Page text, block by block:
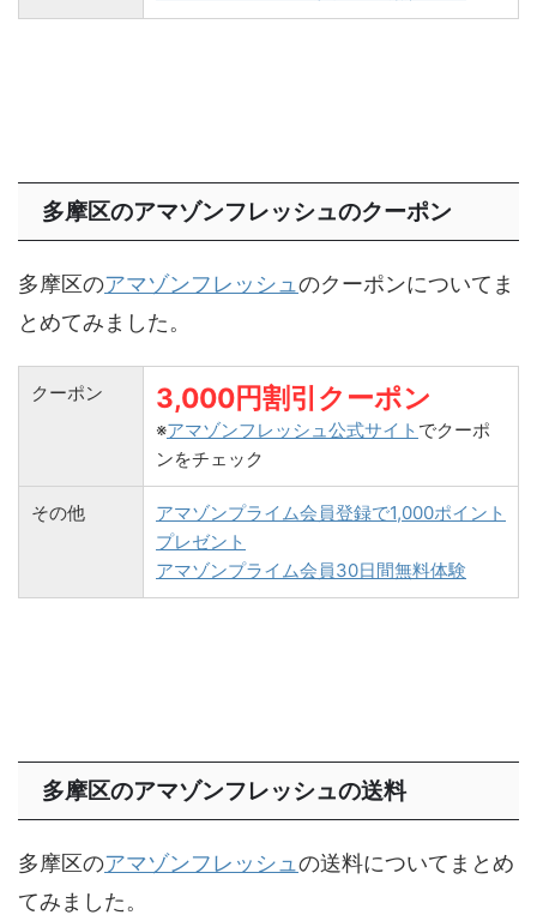
多摩区のアマゾンフレッシュのクーポン
多摩区のアマゾンフレッシュ のクーポンについてま
とめてみました。
クーポン 3,000円割引クーポン
※アマゾンフレッシュ公式サイト でクーポ
ンをチェック
その他
アマゾンプライム会員登録で1,000ポイント
プレゼント
アマゾンプライム会員30日間無料体験
多摩区のアマゾンフレッシュの送料
多摩区のアマゾンフレッシュ の送料についてまとめ
てみました。